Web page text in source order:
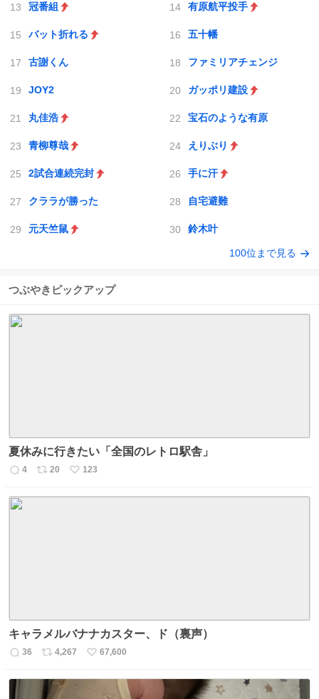
冠番組 有原航平投手
バット折れる 五十幡
古謝くん ファミリアチェンジ
JOY2 ガッポリ建設
丸佳浩 宝石のような有原
青柳尊哉 えりぶり
2試合連続完封 手に汗
クララが勝った 自宅避難
元天竺鼠 鈴木叶
100位まで見る
つぶやきピックアップ
夏休みに行きたい「全国のレトロ駅舎」
返
数
4
リ
20
い
123
キャラメルバナナカスター、ド（裏声）
返
数
36
リ
ス
4,267
い
67,600